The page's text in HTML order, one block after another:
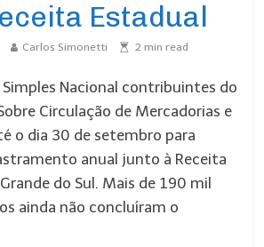
Estadual
Carlos Simonetti 2 min read
Simples Nacional contribuintes do
Circulação de Mercadorias e
o dia 30 de setembro para
anual junto à Receita
do Sul. Mais de 190 mil
ainda não concluíram o